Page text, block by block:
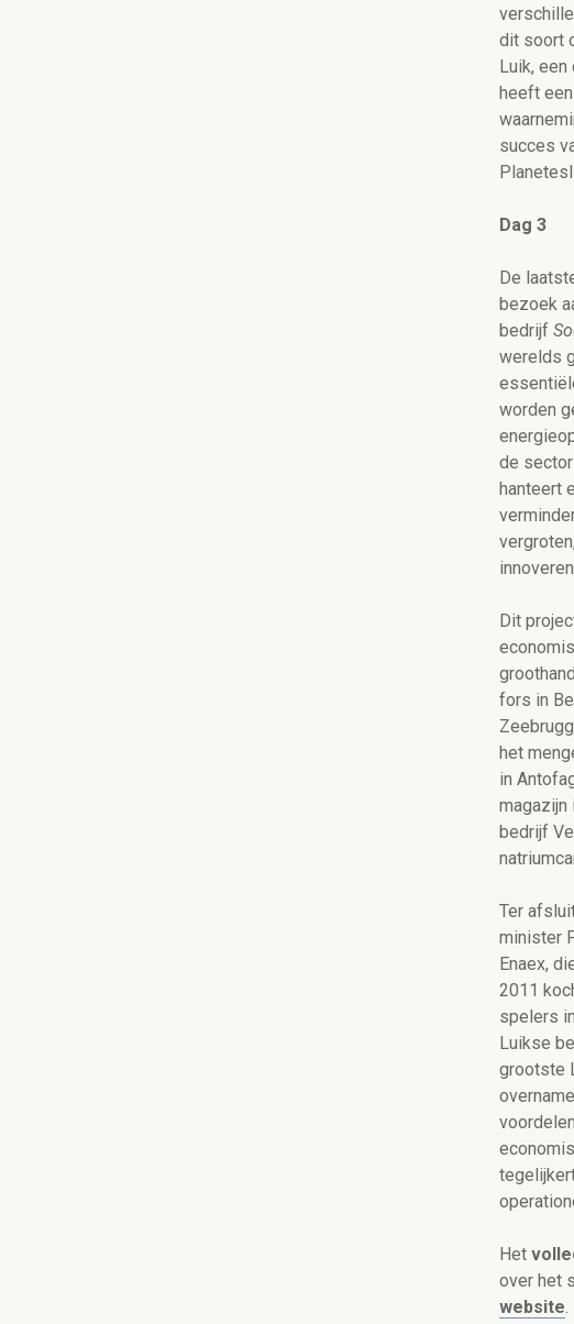
dit soort
Luik,
heeft
succes
Dag 3
De
bezoek
bedrijf
werelds
worden
de
hanteert
Dit
fors in
het
in
magazijn
bedrijf
Ter
minister
Enaex,
2011
spelers
Luikse
grootste
Het
over het
website.